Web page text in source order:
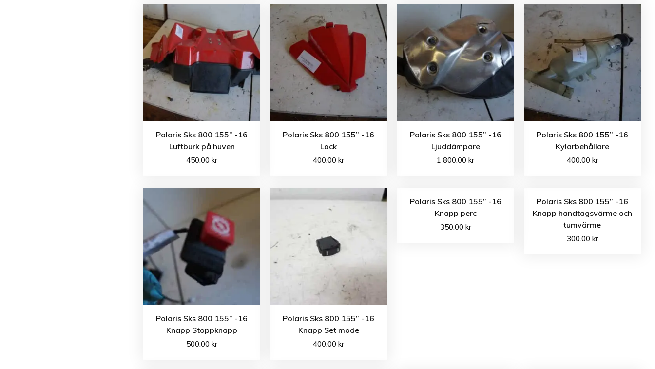
Polaris Sks 800 155” -16
Luftburk på huven
450.00kr
Polaris Sks 800 155” -16
Lock
400.00kr
Polaris Sks 800 155” -16
Ljuddämpare
1 800.00kr
Polaris Sks 800 155” -16
Kylarbehållare
400.00 kr
Polaris Sks 800 155” -16
Knapp Stoppknapp
500.00kr
Polaris Sks 800 155” -16
Knapp Set mode
400.00kr
Polaris Sks 800 155” -16
Knapp perc
350.00 kr
Polaris Sks 800 155” -16
Knapp handtagsvärme och
tumvärme
300.00 kr